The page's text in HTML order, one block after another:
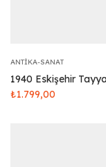
ANTIKA-SANAT
1940 Eskişehir
₺1.799,00